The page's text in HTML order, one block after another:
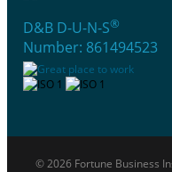
D&B D-U-N-S®
Number: 861494523
© 2026 Fortune Business